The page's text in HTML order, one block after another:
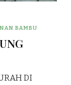
BAMBU
DI